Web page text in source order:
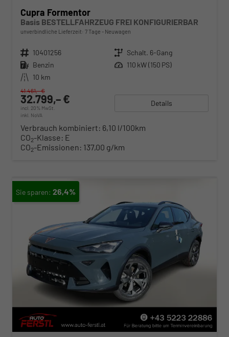
Cupra Formentor
Basis BESTELLFAHRZEUG FREI KONFIGURIERBAR
unverbindliche Lieferzeit: 7 Tage Neuwagen
Fahrzeugnr. 10401256 Getriebe Schalt. 6-Gang
Kraftstoff Benzin Leistung 110 kW (150 PS)
Kilometerstand 10 km
32.799,– €
incl. 20% MwSt.
inkl. NoVA
41.461,– €
Details
Verbrauch kombiniert: 6,10 l/100km
CO2-Klasse: E
CO2-Emissionen: 137,00 g/km
26,4%